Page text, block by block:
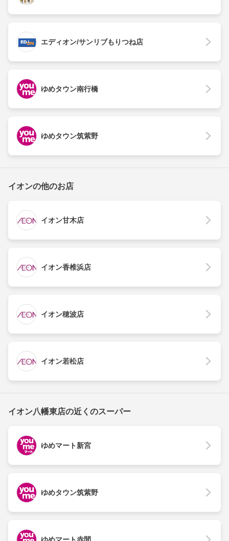
エディオン/サンリブもりつね店
ゆめタウン南行橋
ゆめタウン筑紫野
イオンの他のお店
イオン甘木店
イオン香椎浜店
イオン穂波店
イオン若松店
イオン八幡東店の近くのスーパー
ゆめマート新宮
ゆめタウン筑紫野
ゆめマート赤間